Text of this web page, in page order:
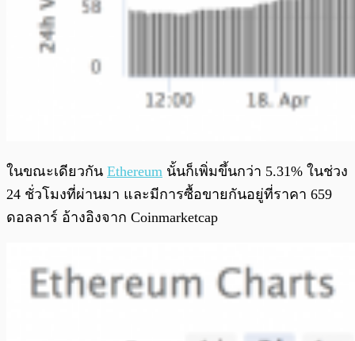
ในขณะเดียวกัน Ethereum นั้นก็เพิ่มขึ้นกว่า 5.31% ในช่วง
24 ชั่วโมงที่ผ่านมา และมีการซื้อขายกันอยู่ที่ราคา 659
ดอลลาร์ อ้างอิงจาก Coinmarketcap